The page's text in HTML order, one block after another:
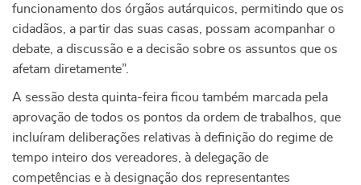
funcionamento dos órgãos autárquicos, permitindo que os
cidadãos, a partir das suas casas, possam acompanhar o
debate, a discussão e a decisão sobre os assuntos que os
afetam diretamente”.
A sessão desta quinta-feira ficou também marcada pela
aprovação de todos os pontos da ordem de trabalhos, que
incluíram deliberações relativas à definição do regime de
tempo inteiro dos vereadores, à delegação de
competências e à designação dos representantes